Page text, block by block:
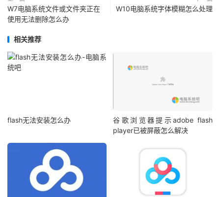
W7电脑系统文件或文件夹正在
使用无法删除怎么办
W10电脑系统字体模糊怎么处理
相关推荐
flash无法安装怎么办
谷歌浏览器提示adobe flash
player已被屏蔽怎么解决